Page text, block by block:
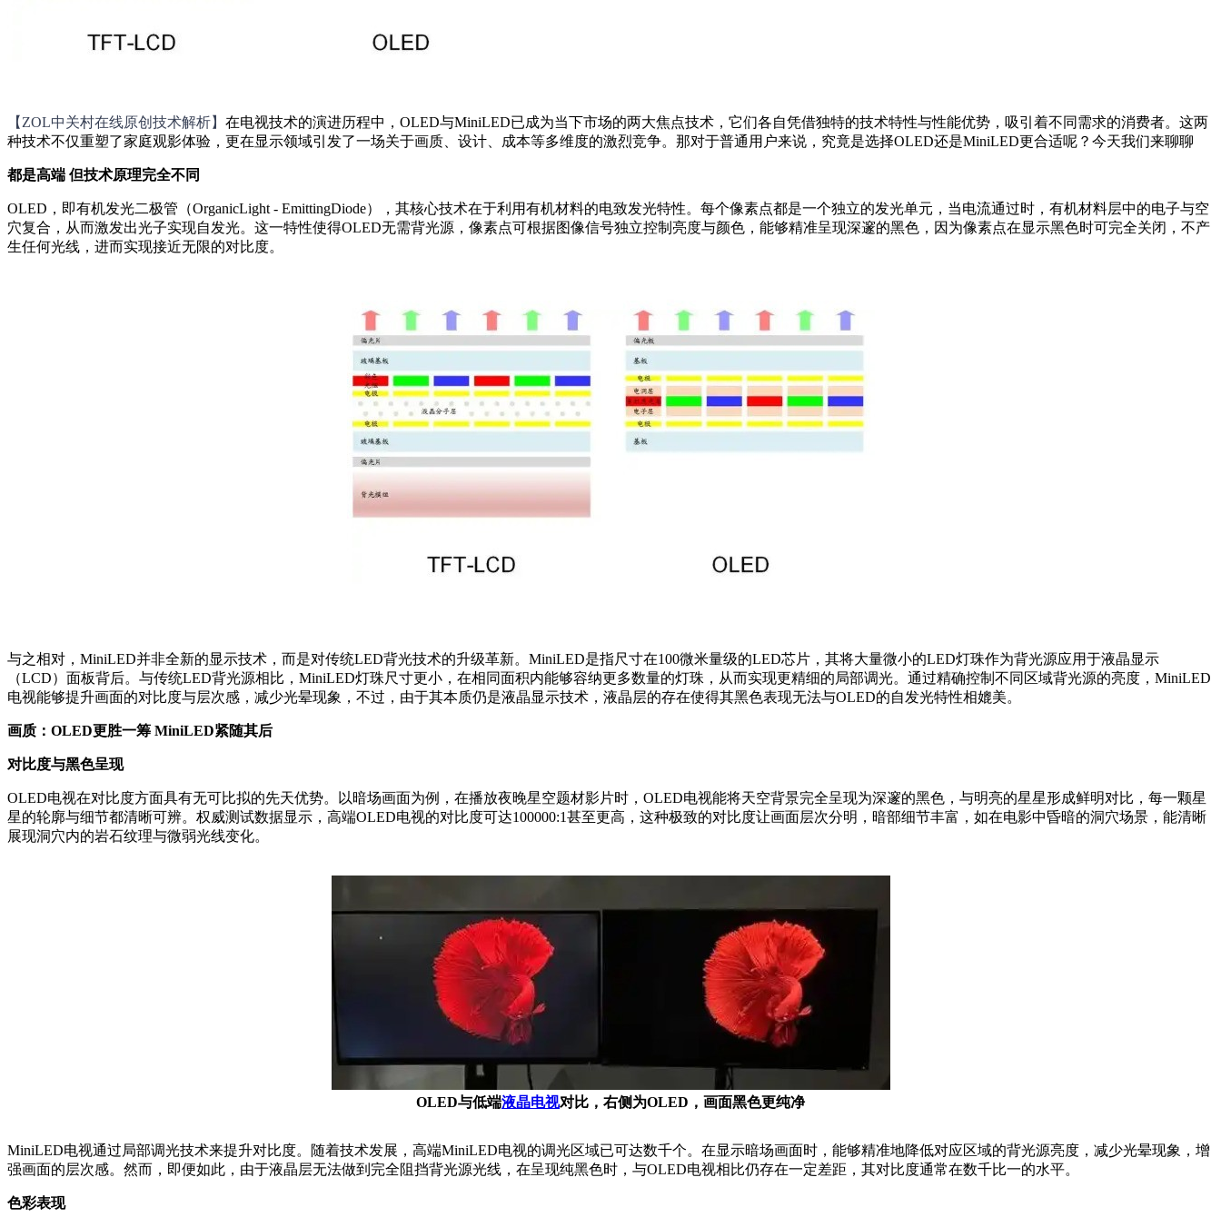
【ZOL中关村在线原创技术解析】 在电视技术的演进历程中，OLED与MiniLED已成为当下市场的两大焦点技术，它们各自凭借独特的技术特性与性能优势，吸引着不同需求的消费者。这两
种技术不仅重塑了家庭观影体验，更在显示领域引发了一场关于画质、设计、成本等多维度的激烈竞争。那对于普通用户来说，究竟是选择OLED还是MiniLED更合适呢？今天我们来聊聊
都是高端 但技术原理完全不同
OLED，即有机发光二极管（OrganicLight - EmittingDiode），其核心技术在于利用有机材料的电致发光特性。每个像素点都是一个独立的发光单元，当电流通过时，有机材料层中的电子与空
穴复合，从而激发出光子实现自发光。这一特性使得OLED无需背光源，像素点可根据图像信号独立控制亮度与颜色，能够精准呈现深邃的黑色，因为像素点在显示黑色时可完全关闭，不产
生任何光线，进而实现接近无限的对比度。
与之相对，MiniLED并非全新的显示技术，而是对传统LED背光技术的升级革新。MiniLED是指尺寸在100微米量级的LED芯片，其将大量微小的LED灯珠作为背光源应用于液晶显示
（LCD）面板背后。与传统LED背光源相比，MiniLED灯珠尺寸更小，在相同面积内能够容纳更多数量的灯珠，从而实现更精细的局部调光。通过精确控制不同区域背光源的亮度，MiniLED
电视能够提升画面的对比度与层次感，减少光晕现象，不过，由于其本质仍是液晶显示技术，液晶层的存在使得其黑色表现无法与OLED的自发光特性相媲美。
画质：OLED更胜一筹 MiniLED紧随其后
对比度与黑色呈现
OLED电视在对比度方面具有无可比拟的先天优势。以暗场画面为例，在播放夜晚星空题材影片时，OLED电视能将天空背景完全呈现为深邃的黑色，与明亮的星星形成鲜明对比，每一颗星
星的轮廓与细节都清晰可辨。权威测试数据显示，高端OLED电视的对比度可达100000:1甚至更高，这种极致的对比度让画面层次分明，暗部细节丰富，如在电影中昏暗的洞穴场景，能清晰
展现洞穴内的岩石纹理与微弱光线变化。
OLED与低端液晶电视对比，右侧为OLED，画面黑色更纯净
MiniLED电视通过局部调光技术来提升对比度。随着技术发展，高端MiniLED电视的调光区域已可达数千个。在显示暗场画面时，能够精准地降低对应区域的背光源亮度，减少光晕现象，增
强画面的层次感。然而，即便如此，由于液晶层无法做到完全阻挡背光源光线，在呈现纯黑色时，与OLED电视相比仍存在一定差距，其对比度通常在数千比一的水平。
色彩表现